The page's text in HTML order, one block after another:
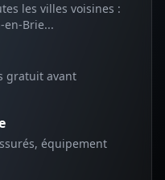
les villes voisines :
en-Brie...
gratuit avant
équipement